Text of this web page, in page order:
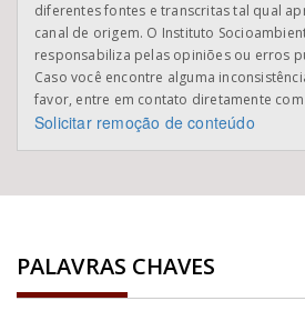
diferentes fontes e transcritas tal qual
canal de origem. O Instituto
responsabiliza pelas opiniões ou erros
Caso você encontre alguma
favor, entre em contato diretamente
Solicitar remoção de conteúdo
PALAVRAS CHAVES